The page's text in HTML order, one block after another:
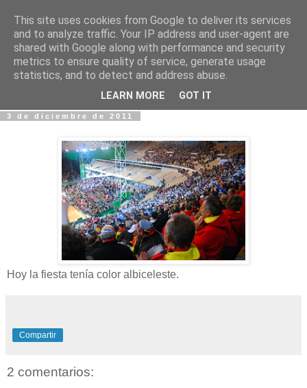
Fotos y Cosas
Miguel Sáenz de Santa María Elizalde
"Un blog es como un diario, pero sin candado".
3 de diciembre de 2011
Hoy la fiesta tenía color albiceleste.
Compartir
2 comentarios:
This site uses cookies from Google to deliver its services
and to analyze traffic. Your IP address and user-agent are
shared with Google along with performance and security
metrics to ensure quality of service, generate usage
statistics, and to detect and address abuse.
LEARN MORE GOT IT